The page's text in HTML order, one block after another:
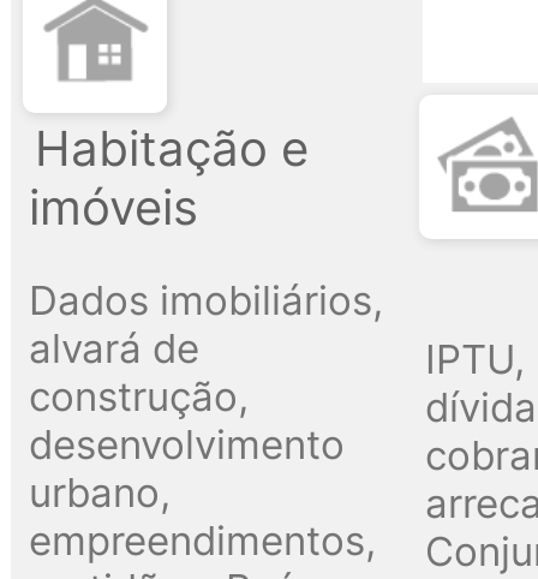
Habitação e
imóveis
Dados imobiliários,
alvará de
construção,
desenvolvimento
urbano,
empreendimentos,